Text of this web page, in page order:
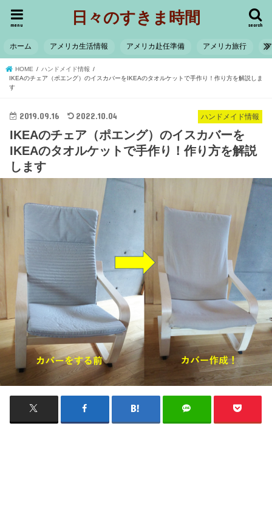
日々のすきま時間 search
menu
ホーム アメリカ生活情報 アメリカ赴任準備 アメリカ旅行
HOME
ハンドメイド情報
IKEAのチェア（ポエング）のイスカバーをIKEAのタオルケットで手作り！作り方を解説しま
す
ハンドメイド情報
2019.09.16 2022.10.04
IKEAのチェア（ポエング）のイスカバーを
IKEAのタオルケットで手作り！作り方を解説
します